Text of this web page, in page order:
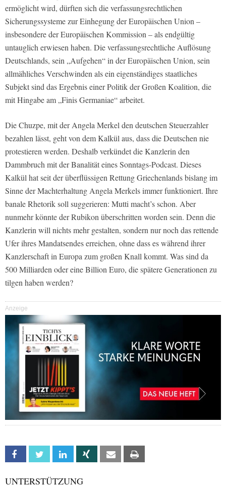
ermöglicht wird, dürften sich die verfassungsrechtlichen
Sicherungssysteme zur Einhegung der Europäischen Union –
insbesondere der Europäischen Kommission – als endgültig
untauglich erwiesen haben. Die verfassungsrechtliche Auflösung
Deutschlands, sein „Aufgehen“ in der Europäischen Union, sein
allmähliches Verschwinden als ein eigenständiges staatliches
Subjekt sind das Ergebnis einer Politik der Großen Koalition, die
mit Hingabe am „Finis Germaniae“ arbeitet.
Die Chuzpe, mit der Angela Merkel den deutschen Steuerzahler
bezahlen lässt, geht von dem Kalkül aus, dass die Deutschen nie
protestieren werden. Deshalb verkündet die Kanzlerin den
Dammbruch mit der Banalität eines Sonntags-Podcast. Dieses
Kalkül hat seit der überflüssigen Rettung Griechenlands bislang im
Sinne der Machterhaltung Angela Merkels immer funktioniert. Ihre
banale Rhetorik soll suggerieren: Mutti macht’s schon. Aber
nunmehr könnte der Rubikon überschritten worden sein. Denn die
Kanzlerin will nichts mehr gestalten, sondern nur noch das rettende
Ufer ihres Mandatsendes erreichen, ohne dass es während ihrer
Kanzlerschaft in Europa zum großen Knall kommt. Was sind da
500 Milliarden oder eine Billion Euro, die spätere Generationen zu
tilgen haben werden?
Anzeige
Facebook Twitter Linkedin Xing Email
UNTERSTÜTZUNG